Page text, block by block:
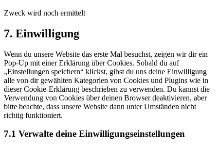
fonts
Zweck wird noch ermittelt
Consent
to
sonstiges
7. Einwilligung
Wenn du unsere Website das erste Mal besuchst, zeigen wir dir ein
Pop-Up mit einer Erklärung über Cookies. Sobald du auf
„Einstellungen speichern“ klickst, gibst du uns deine Einwilligung
alle von dir gewählten Kategorien von Cookies und Plugins wie in
dieser Cookie-Erklärung beschrieben zu verwenden. Du kannst die
Verwendung von Cookies über deinen Browser deaktivieren, aber
bitte beachte, dass unsere Website dann unter Umständen nicht
richtig funktioniert.
7.1 Verwalte deine Einwilligungseinstellungen